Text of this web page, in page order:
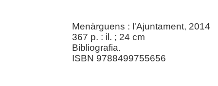
Menàrguens : l'Ajuntament, 2014
367 p. : il. ; 24 cm
Bibliografia.
ISBN 9788499755656